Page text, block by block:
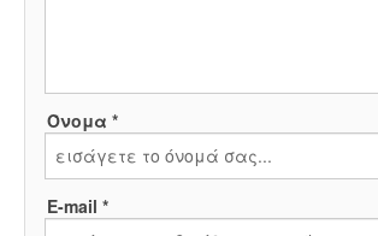
Όνομα *
E-mail *